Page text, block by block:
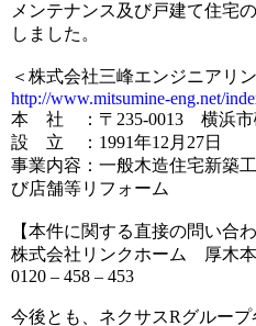
メンテナンス及び戸建て住宅
しました。
＜株式会社三峰エンジニアリ
http://www.mitsumine-eng.net/
本 社 ：〒235-0013 横浜市
設 立 ：1991年12月27日
事業内容：一般木造住宅新築
び店舗等リフォーム
【本件に関する直接の問い合
株式会社リンクホーム 厚木本
0120 – 458 – 453
今後とも、ネクサスRグルー